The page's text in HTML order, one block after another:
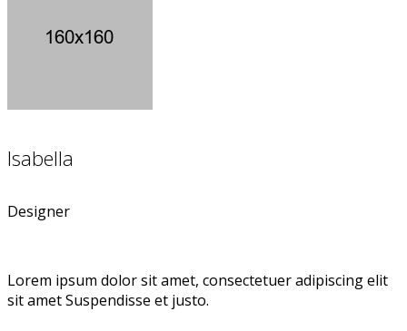
Isabella
Designer
Lorem ipsum dolor sit amet, consectetuer adipiscing elit
sit amet Suspendisse et justo.